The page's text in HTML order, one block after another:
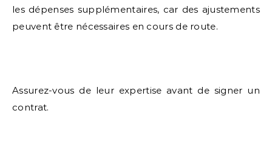
les dépenses supplémentaires, car des ajustements
peuvent être nécessaires en cours de route.
Assurez-vous de leur expertise avant de signer un
contrat.